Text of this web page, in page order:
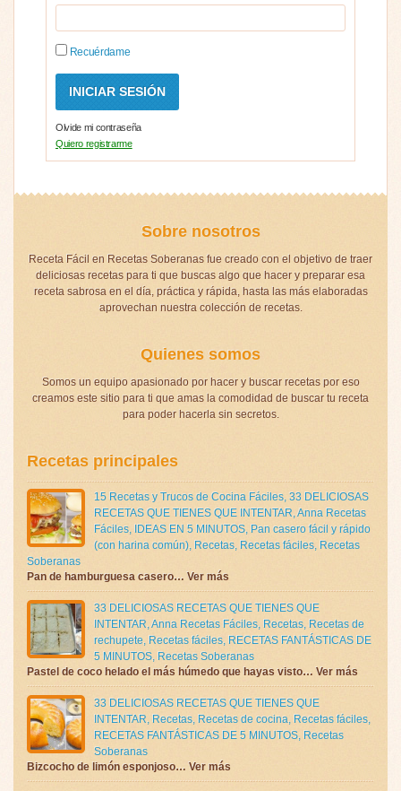
Recuérdame
Olvide mi contraseña
Quiero registrarme
Sobre nosotros
Receta Fácil en Recetas Soberanas fue creado con el objetivo de traer
deliciosas recetas para ti que buscas algo que hacer y preparar esa
receta sabrosa en el día, práctica y rápida, hasta las más elaboradas
aprovechan nuestra colección de recetas.
Quienes somos
Somos un equipo apasionado por hacer y buscar recetas por eso
creamos este sitio para ti que amas la comodidad de buscar tu receta
para poder hacerla sin secretos.
Recetas principales
15 Recetas y Trucos de Cocina Fáciles, 33 DELICIOSAS
RECETAS QUE TIENES QUE INTENTAR,Anna Recetas
Fáciles, IDEAS EN 5 MINUTOS, Pan casero fácil y rápido
(con harina común), Recetas, Recetas fáciles, Recetas
Soberanas
Pan de hamburguesa casero… Ver más
33 DELICIOSAS RECETAS QUE TIENES QUE
INTENTAR,Anna Recetas Fáciles, Recetas, Recetas de
rechupete, Recetas fáciles, RECETAS FANTÁSTICAS DE
5 MINUTOS, Recetas Soberanas
Pastel de coco helado el más húmedo que hayas visto… Ver más
33 DELICIOSAS RECETAS QUE TIENES QUE
INTENTAR, Recetas, Recetas de cocina, Recetas fáciles,
RECETAS FANTÁSTICAS DE 5 MINUTOS, Recetas
Soberanas
Bizcocho de limón esponjoso… Ver más